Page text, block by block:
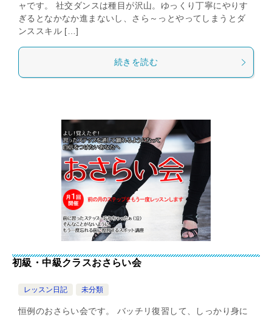
ャです。 社交ダンスは種目が沢山。ゆっくり丁寧にやりす
ぎるとなかなか進まないし、さら～っとやってしまうとダ
ンススキル […]
続きを読む
初級・中級クラスおさらい会
レッスン日記 未分類
恒例のおさらい会です。 バッチリ復習して、しっかり身に